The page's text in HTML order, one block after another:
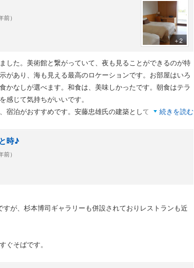
）
＋2
した。美術館と繋がっていて、夜も見ることができるのが特
があり、海も見える最高のロケーションです。お部屋はいろ
かなしが選べます。和食は、美味しかったです。朝食はテラ
感じて気持ちがいいです。
宿泊がおすすめです。安藤忠雄氏の建築としてもおしゃれ
続きを読む
時♪
）
が、杉本博司ギャラリーも併設されておりレストランも近
ぐそばです。